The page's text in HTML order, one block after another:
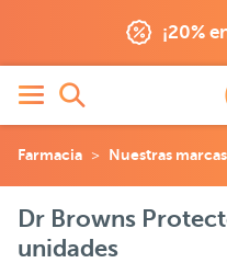
¡20%
Farmacia Nuestras marcas
Dr Browns
unidades